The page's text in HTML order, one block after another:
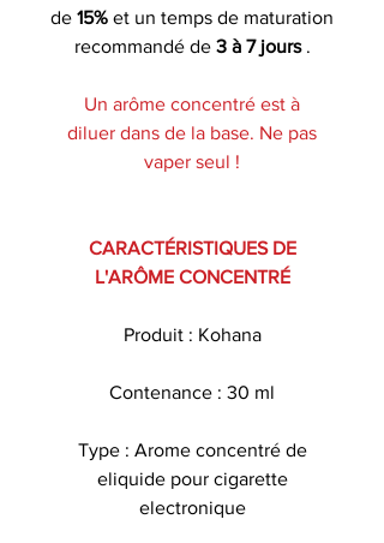
de 15% et un temps de maturation
recommandé de 3 à 7 jours.
Un arôme concentré est à
diluer dans de la base. Ne pas
vaper seul !
CARACTÉRISTIQUES DE
L'ARÔME CONCENTRÉ
Produit : Kohana
Contenance : 30 ml
Type : Arome concentré de
eliquide pour cigarette
electronique